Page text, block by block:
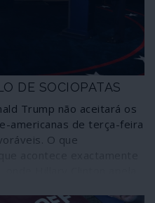
DE SOCIOPATAS
Trump não aceitará os
americanas de terça-feira
O que